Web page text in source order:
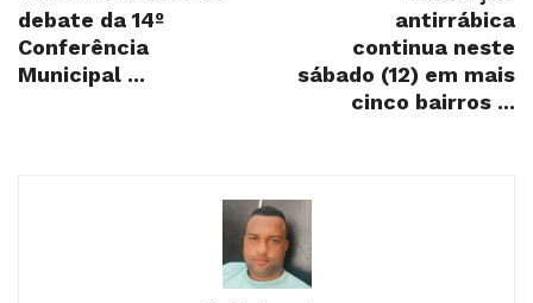
debate da 14º
Conferência
Municipal ...
antirrábica
continua neste
sábado (12) em mais
cinco bairros ...